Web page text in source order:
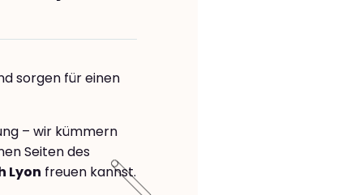
sorgen für einen
– wir kümmern
Seiten des
Lyon freuen kannst.